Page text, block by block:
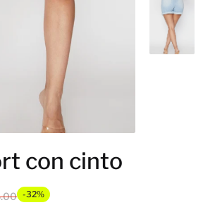
con cinto
-32%